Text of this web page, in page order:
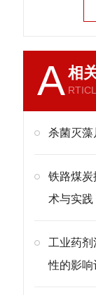
A相
杀菌灭藻
铁路煤炭
术与实践
工业药
性的影响